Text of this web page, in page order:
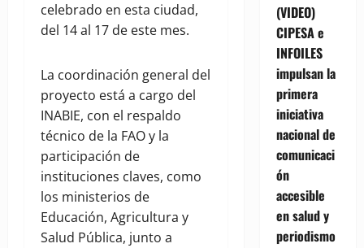
celebrado en esta ciudad,
del 14 al 17 de este mes.
La coordinación general del
proyecto está a cargo del
INABIE, con el respaldo
técnico de la FAO y la
participación de
instituciones claves, como
los ministerios de
Educación, Agricultura y
Salud Pública, junto a
(VIDEO)
CIPESA e
INFOILES
impulsan la
primera
iniciativa
nacional de
comunicaci
ón
accesible
en salud y
periodismo